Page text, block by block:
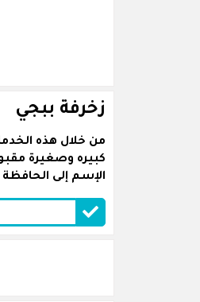
زخرفة ببجي
من خلال هذه
كبيره وصغيرة
الإسم إلى الحافظة